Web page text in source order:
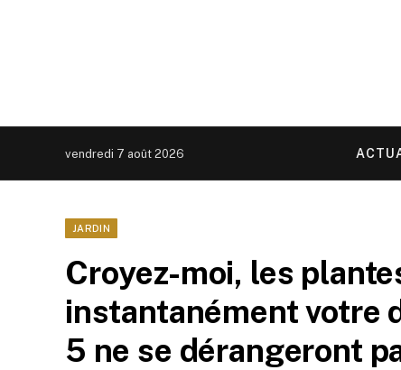
vendredi 7 août 2026
JARDIN
Croyez-moi, les
instantanément votre
5 ne se dérangeront